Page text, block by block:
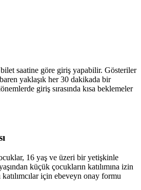
saatine göre giriş yapabilir. Gösteriler
yaklaşık her 30 dakikada bir
giriş sırasında kısa beklemeler
16 yaş ve üzeri bir yetişkinle
küçük çocukların katılımına izin
için ebeveyn onay formu